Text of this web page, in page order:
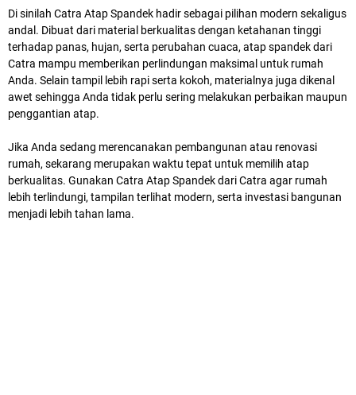
Di sinilah Catra Atap Spandek hadir sebagai pilihan modern sekaligus
andal. Dibuat dari material berkualitas dengan ketahanan tinggi
terhadap panas, hujan, serta perubahan cuaca, atap spandek dari
Catra mampu memberikan perlindungan maksimal untuk rumah
Anda. Selain tampil lebih rapi serta kokoh, materialnya juga dikenal
awet sehingga Anda tidak perlu sering melakukan perbaikan maupun
penggantian atap.
Jika Anda sedang merencanakan pembangunan atau renovasi
rumah, sekarang merupakan waktu tepat untuk memilih atap
berkualitas. Gunakan Catra Atap Spandek dari Catra agar rumah
lebih terlindungi, tampilan terlihat modern, serta investasi bangunan
menjadi lebih tahan lama.